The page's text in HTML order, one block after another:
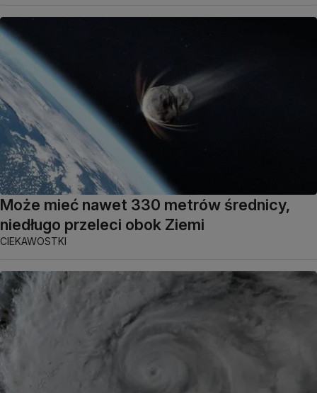
Może mieć nawet 330 metrów średnicy,
niedługo przeleci obok Ziemi
CIEKAWOSTKI